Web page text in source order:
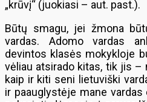
„krūvį“ (juokiasi – aut. past.).
Būtų smagu, jei žmona
vardas. Adomo vardas
devintos klasės mokykloje
vėliau atsirado kitas, tik jis –
kaip ir kiti seni lietuviški
ir paauglystėje mane